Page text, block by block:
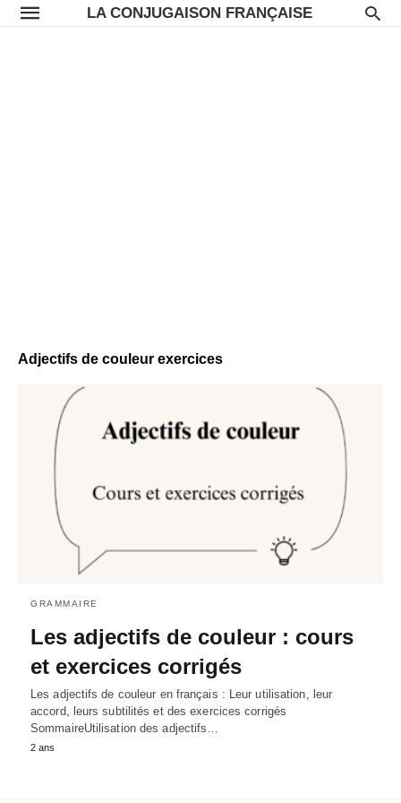
LA CONJUGAISON FRANÇAISE
Adjectifs de couleur exercices
GRAMMAIRE
Les adjectifs de couleur : cours
et exercices corrigés
Les adjectifs de couleur en français : Leur utilisation, leur
accord, leurs subtilités et des exercices corrigés
SommaireUtilisation des adjectifs…
2 ans